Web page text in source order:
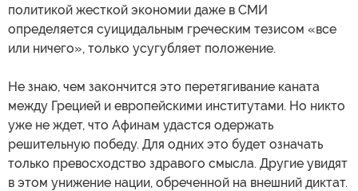
политикой жесткой экономии даже в СМИ
определяется суицидальным греческим тезисом «все
или ничего», только усугубляет положение.
Не знаю, чем закончится это перетягивание каната
между Грецией и европейскими институтами. Но никто
уже не ждет, что Афинам удастся одержать
решительную победу. Для одних это будет означать
только превосходство здравого смысла. Другие увидят
в этом унижение нации, обреченной на внешний диктат.